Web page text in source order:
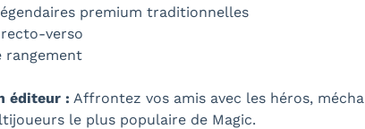
premium traditionnelles
verso
rangement
éditeur : Affrontez vos amis avec les héros,
le plus populaire de Magic.